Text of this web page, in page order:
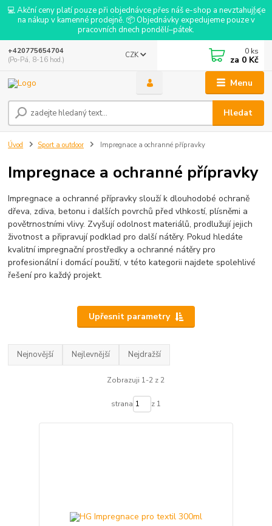
💻 Akční ceny platí pouze při objednávce přes náš e-shop a nevztahují se
na nákup v kamenné prodejně. 📦 Objednávky expedujeme pouze v
pracovních dnech pondělí–pátek.
Menu
CZK
Hledat
+420775654704
(Po-Pá, 8-16 hod.)
0 ks
za 0 Kč
Úvod Sport a outdoor Impregnace a ochranné přípravky
Impregnace a ochranné přípravky
Impregnace a ochranné přípravky slouží k dlouhodobé ochraně
dřeva, zdiva, betonu i dalších povrchů před vlhkostí, plísněmi a
povětrnostními vlivy. Zvyšují odolnost materiálů, prodlužují jejich
životnost a připravují podklad pro další nátěry. Pokud hledáte
kvalitní impregnační prostředky a ochranné nátěry pro
profesionální i domácí použití, v této kategorii najdete spolehlivé
řešení pro každý projekt.
Upřesnit parametry
Nejnovější Nejlevnější Nejdražší
Zobrazuji 1-2 z 2
strana z 1